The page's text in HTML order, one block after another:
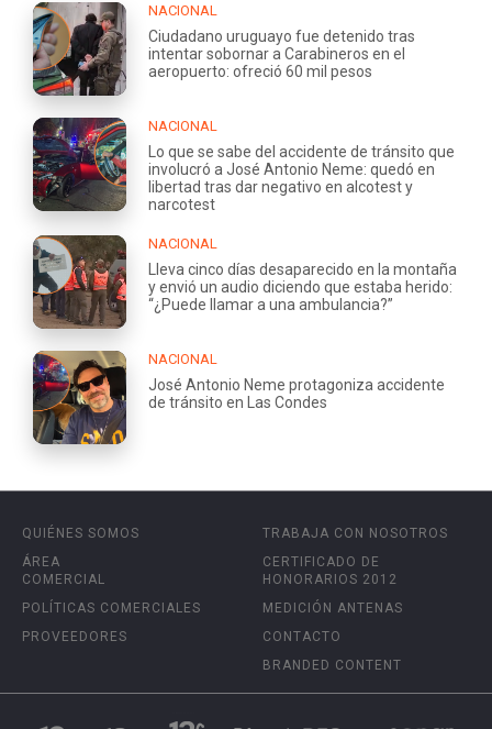
NACIONAL
Ciudadano uruguayo fue detenido tras
intentar sobornar a Carabineros en el
aeropuerto: ofreció 60 mil pesos
NACIONAL
Lo que se sabe del accidente de tránsito que
involucró a José Antonio Neme: quedó en
libertad tras dar negativo en alcotest y
narcotest
NACIONAL
Lleva cinco días desaparecido en la montaña
y envió un audio diciendo que estaba herido:
“¿Puede llamar a una ambulancia?”
NACIONAL
José Antonio Neme protagoniza accidente
de tránsito en Las Condes
QUIÉNES SOMOS
ÁREA
COMERCIAL
POLÍTICAS COMERCIALES
PROVEEDORES
TRABAJA CON NOSOTROS
CERTIFICADO DE
HONORARIOS 2012
MEDICIÓN ANTENAS
CONTACTO
BRANDED CONTENT